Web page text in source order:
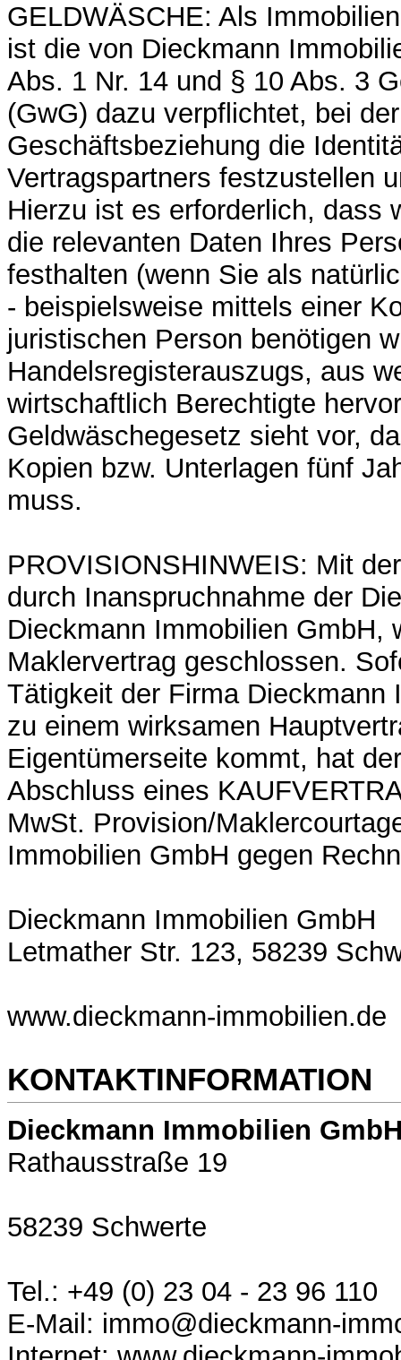
GELDWÄSCHE: Als
ist die von Dieckmann
Abs. 1 Nr. 14 und § 10 Abs. 3
(GwG) dazu verpflichtet, bei
Geschäftsbeziehung die
Vertragspartners festzustellen
Hierzu ist es erforderlich, dass
die relevanten Daten Ihres
festhalten (wenn Sie als
- beispielsweise mittels einer
juristischen Person benötigen
Handelsregisterauszugs, aus
wirtschaftlich Berechtigte
Geldwäschegesetz sieht vor,
Kopien bzw. Unterlagen fünf
muss.
PROVISIONSHINWEIS: Mit
durch Inanspruchnahme der
Dieckmann Immobilien GmbH,
Maklervertrag geschlossen.
Tätigkeit der Firma Dieckmann
zu einem wirksamen
Eigentümerseite kommt, hat
Abschluss eines
MwSt. Provision/
Immobilien GmbH gegen
Dieckmann Immobilien GmbH
Letmather Str. 123, 58239
www.dieckmann-immobilien.de
KONTAKTINFORMATION
Dieckmann Immobilien
Rathausstraße 19
58239 Schwerte
Tel.: +49 (0) 23 04 - 23 96 110
E-Mail: immo@dieckmann-